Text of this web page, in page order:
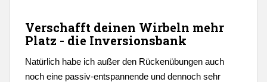
Verschafft deinen Wirbeln mehr
Platz - die Inversionsbank
Natürlich habe ich außer den Rückenübungen auch
noch eine passiv-entspannende und dennoch sehr